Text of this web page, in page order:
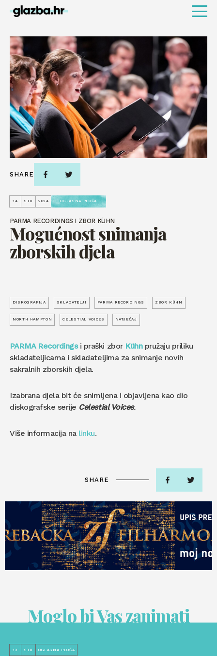
14 STU 2024 OGLASNA PLOČA
PARMA RECORDINGS I ZBOR KÜHN
Mogućnost snimanja
zborskih djela
SHARE
DISKOGRAFIJA SKLADATELJI PARMA RECORDINGS ZBOR KÜHN
NORTH HAMPTON CELESTIAL VOICES NATJEČAJ
PARMA Recordingsi praški zbor Kühnpružaju priliku
skladateljicama i skladateljima za snimanje novih
sakralnih zborskih djela.
Izabrana djela bit će snimljena i objavljena kao dio
diskografske serije Celestial Voices.
Više informacija na linku.
SHARE
Moglo bi Vas zanimati
13 STU OGLASNA PLOČA